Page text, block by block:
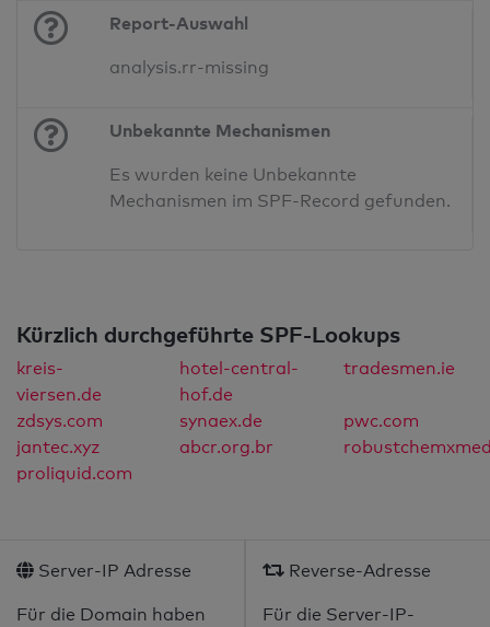
Report-Auswahl
analysis.rr-missing
Unbekannte Mechanismen
Es wurden keine Unbekannte
Mechanismen im SPF-Record gefunden.
Kürzlich durchgeführte SPF-Lookups
kreis-
viersen.de
hotel-central-
hof.de
tradesmen.ie
zdsys.com synaex.de
pwc.com
jantec.xyz
abcr.org.br
proliquid.com
Server-IP Adresse
Für die Domain haben
Reverse-Adresse
Für die Server-IP-